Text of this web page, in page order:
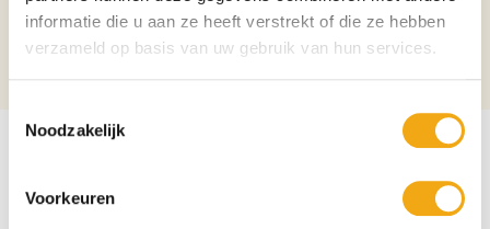
informatie die u aan ze heeft verstrekt of die ze hebben
verzameld op basis van uw gebruik van hun services.
Noodzakelijk
Voorkeuren
Aantal per verpakking 1
Alcoholpercentage